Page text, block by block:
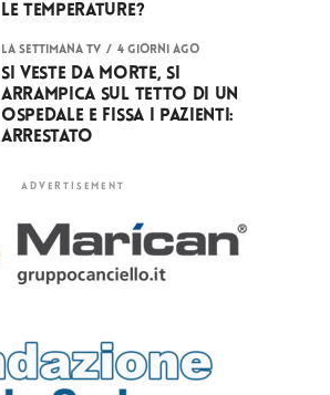
le temperature?
LA SETTIMANA TV 4 giorni ago
Si veste da Morte, si
arrampica sul tetto di un
ospedale e fissa i pazienti:
arrestato
ADVERTISEMENT